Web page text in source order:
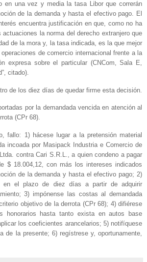
en una vez y media la tasa Libor que correrán
de la demanda y hasta el efectivo pago. El
encuentra justificación en que, como no ha
la norma del derecho extranjero que
de la mora y, la tasa indicada, es la que mejor
de comercio internacional frente a la
expresa sobre el particular (CNCom, Sala E,
citado).
de los diez días de quedar firme esta decisión.
por la demandada vencida en atención al
(CPr 68).
fallo: 1) hácese lugar a la pretensión material
incoada por Masipack Industria e Comercio de
contra Cari S.R.L., a quien condeno a pagar
$ 18.004,12, con más los intereses indicados
de la demanda y hasta el efectivo pago; 2)
en el plazo de diez días a partir de adquirir
3) impónense las costas al demandada
objetivo de la derrota (CPr 68); 4) difiérese
honorarios hasta tanto exista en autos base
los coeficientes arancelarios; 5) notifíquese
de la presente; 6) regístrese y, oportunamente,